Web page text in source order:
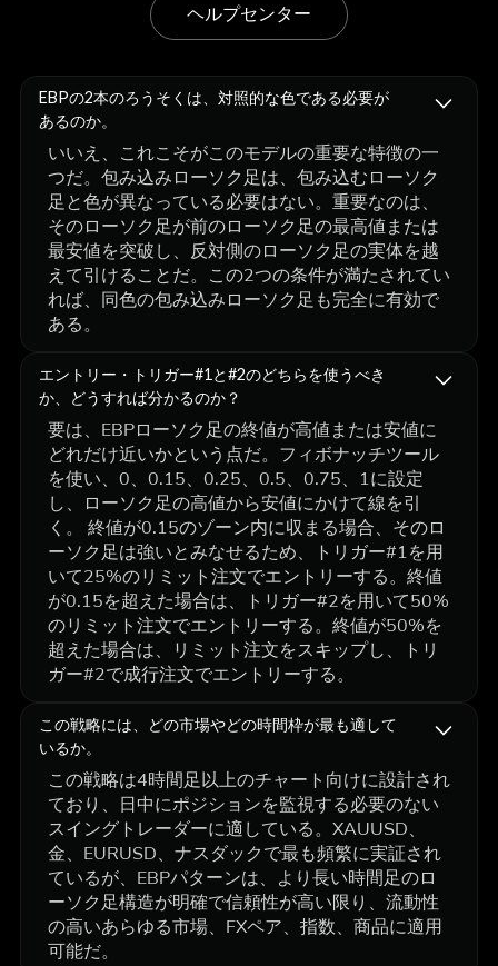
ヘルプセンター
EBPの2本のろうそくは、対照的な色である必要が
あるのか。
いいえ、これこそがこのモデルの重要な特徴の一
つだ。包み込みローソク足は、包み込むローソク
足と色が異なっている必要はない。重要なのは、
そのローソク足が前のローソク足の最高値または
最安値を突破し、反対側のローソク足の実体を越
えて引けることだ。この2つの条件が満たされてい
れば、同色の包み込みローソク足も完全に有効で
ある。
エントリー・トリガー#1と#2のどちらを使うべき
か、どうすれば分かるのか？
要は、EBPローソク足の終値が高値または安値に
どれだけ近いかという点だ。フィボナッチツール
を使い、0、0.15、0.25、0.5、0.75、1に設定
し、ローソク足の高値から安値にかけて線を引
く。 終値が0.15のゾーン内に収まる場合、そのロ
ーソク足は強いとみなせるため、トリガー#1を用
いて25%のリミット注文でエントリーする。終値
が0.15を超えた場合は、トリガー#2を用いて50%
のリミット注文でエントリーする。終値が50%を
超えた場合は、リミット注文をスキップし、トリ
ガー#2で成行注文でエントリーする。
この戦略には、どの市場やどの時間枠が最も適して
いるか。
この戦略は4時間足以上のチャート向けに設計され
ており、日中にポジションを監視する必要のない
スイングトレーダーに適している。XAUUSD、
金、EURUSD、ナスダックで最も頻繁に実証され
ているが、EBPパターンは、より長い時間足のロ
ーソク足構造が明確で信頼性が高い限り、流動性
の高いあらゆる市場、FXペア、指数、商品に適用
可能だ。